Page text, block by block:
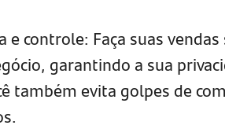
e controle: Faça suas
garantindo a sua
também evita golpes de